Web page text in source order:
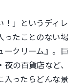
！」というディレ
ったことのない場
ークリーム』。巨
の百貨店など、
入ったらどんな景